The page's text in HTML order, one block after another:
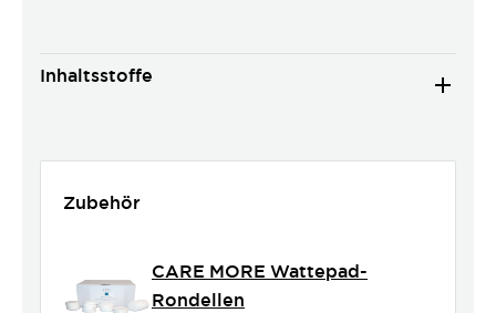
Inhaltsstoffe
Zubehör
CARE MORE Wattepad-
Rondellen